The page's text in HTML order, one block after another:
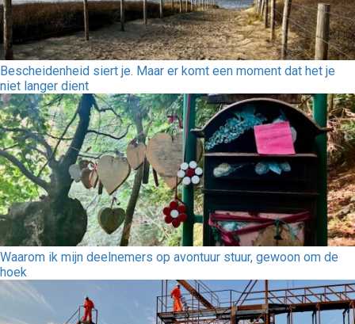
Bescheidenheid siert je. Maar er komt een moment dat het je
niet langer dient
Waarom ik mijn deelnemers op avontuur stuur, gewoon om de
hoek